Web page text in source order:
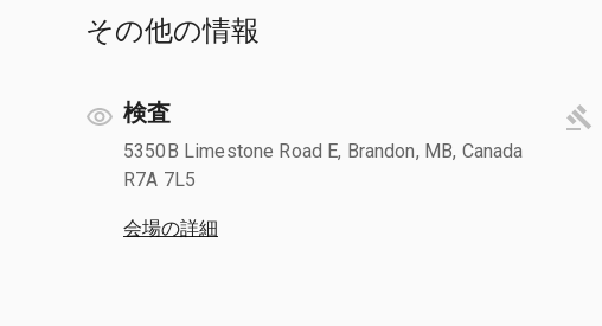
その他の情報
検査
5350B Limestone Road E, Brandon, MB, Canada
R7A 7L5
会場の詳細